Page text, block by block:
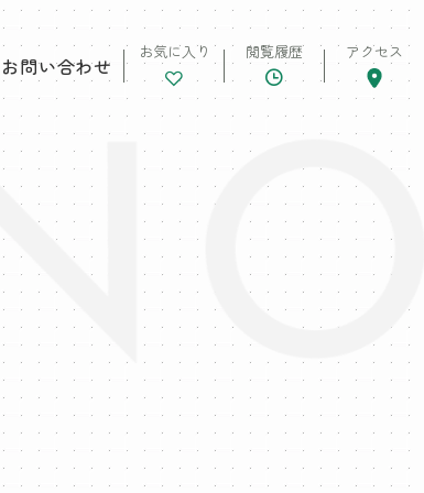
お問い合わせ
お気に入り 閲覧履歴 アクセス